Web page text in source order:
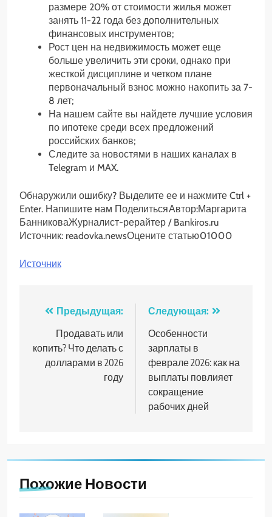
размере 20% от стоимости жилья может
занять 11-22 года без дополнительных
финансовых инструментов;
Рост цен на недвижимость может еще
больше увеличить эти сроки, однако при
жесткой дисциплине и четком плане
первоначальный взнос можно накопить за 7-
8 лет;
На нашем сайте вы найдете лучшие условия
по ипотеке среди всех предложений
российских банков;
Следите за новостями в наших каналах в
Telegram и MAX.
Обнаружили ошибку? Выделите ее и нажмите Ctrl +
Enter. Напишите нам ПоделитьсяАвтор:Маргарита
БанниковаЖурналист-рерайтер / Bankiros.ru
Источник: readovka.newsОцените статью01000
Источник
Навигация
записям
Предыдущая:
Продавать или
копить? Что делать с
долларами в 2026
году
Следующая:
Особенности
зарплаты в
феврале 2026: как на
выплаты повлияет
сокращение
рабочих дней
Похожие Новости